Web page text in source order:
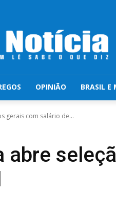
OPINIÃO BRASIL E
gerais com salário de...
abre